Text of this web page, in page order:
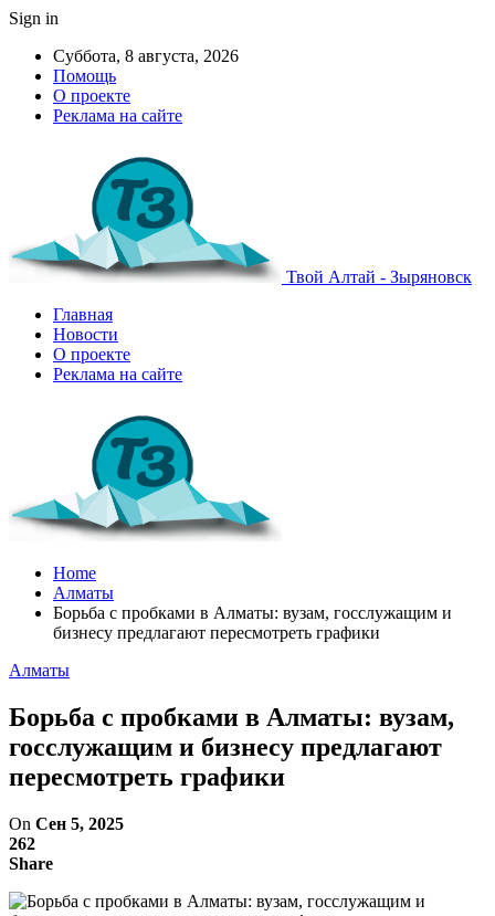
Sign in
Суббота, 8 августа, 2026
Помощь
О проекте
Реклама на сайте
Твой Алтай - Зыряновск
Главная
Новости
О проекте
Реклама на сайте
Home
Алматы
Борьба с пробками в Алматы: вузам, госслужащим и
бизнесу предлагают пересмотреть графики
Алматы
Борьба с пробками в Алматы: вузам,
госслужащим и бизнесу предлагают
пересмотреть графики
On Сен 5, 2025
262
Share